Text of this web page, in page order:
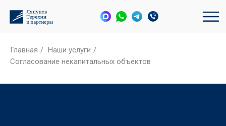
Главная / Наши услуги /
Согласование некапитальных объектов